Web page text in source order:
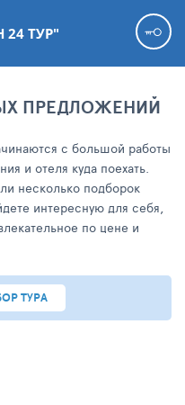
ТУР"
ПРЕДЛОЖЕНИЙ
с большой работы
и отеля куда поехать.
несколько подборок
интересную для себя,
по цене и
ТУРА